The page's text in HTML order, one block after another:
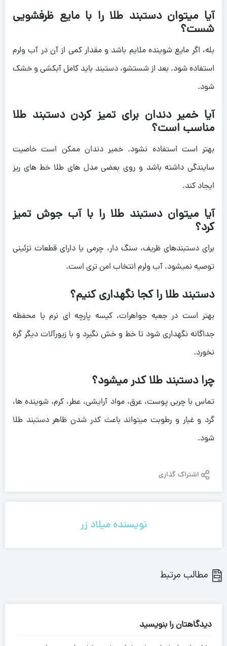
آیا میتوان دستبند طلا را با مایع ظرفشویی
شست؟
بله، اگر مایع شوینده ملایم باشد و مقدار کمی از آن در آب ولرم
استفاده شود. بعد از شستشو، دستبند باید کامل آبکشی و خشک
شود.
آیا خمیر دندان برای تمیز کردن دستبند طلا
مناسب است؟
بهتر است استفاده نشود. خمیر دندان ممکن است خاصیت
سایندگی داشته باشد و روی بعضی مدل های طلا خط های ریز
ایجاد کند.
آیا میتوان دستبند طلا را با آب جوش تمیز
کرد؟
برای دستبندهای ظریف، سنگ دار، چرمی یا دارای قطعات تزئینی
توصیه نمیشود. آب ولرم انتخاب امن تری است.
دستبند طلا را کجا نگهداری کنیم؟
بهتر است در جعبه جواهرات، کیسه پارچه ای نرم یا محفظه
جداگانه نگهداری شود تا خط و خش نگیرد و با زیورآلات دیگر گره
نخورد.
چرا دستبند طلا کدر میشود؟
تماس با چربی پوست، عرق، مواد آرایشی، عطر، کرم، شوینده ها،
گرد و غبار و رطوبت میتواند باعث کدر شدن ظاهر دستبند طلا
شود.
اشتراک گذاری
نویسنده میلاد زر
مطالب مرتبط
دیدگاهتان را بنویسید